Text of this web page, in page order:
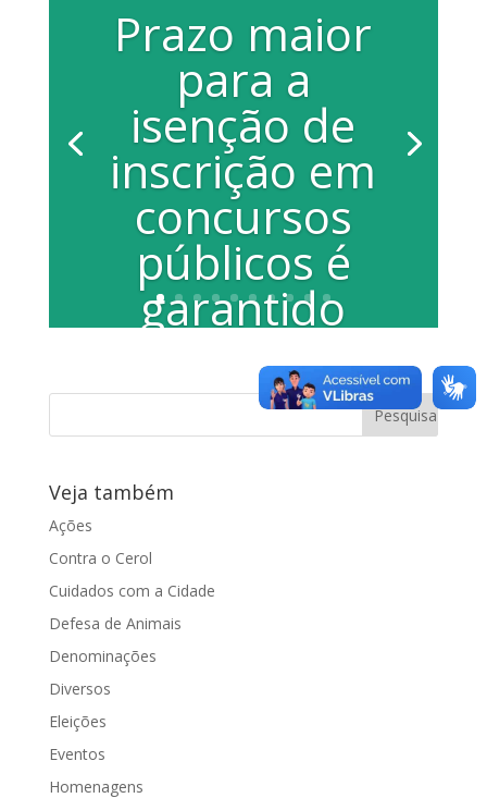
Prazo maior
para a
isenção de
inscrição em
concursos
públicos é
garantido
por Juliana
Damus
concursos públicos do município, na...
Veja também
Ações
Contra o Cerol
Cuidados com a Cidade
Defesa de Animais
Denominações
Diversos
Eleições
Eventos
Homenagens